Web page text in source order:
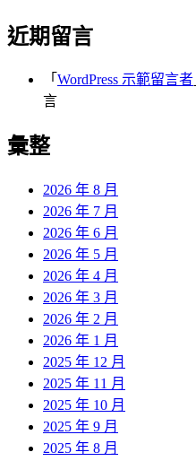
近期留言
「 WordPress 示範留言者
言
彙整
2026 年 8 月
2026 年 7 月
2026 年 6 月
2026 年 5 月
2026 年 4 月
2026 年 3 月
2026 年 2 月
2026 年 1 月
2025 年 12 月
2025 年 11 月
2025 年 10 月
2025 年 9 月
2025 年 8 月